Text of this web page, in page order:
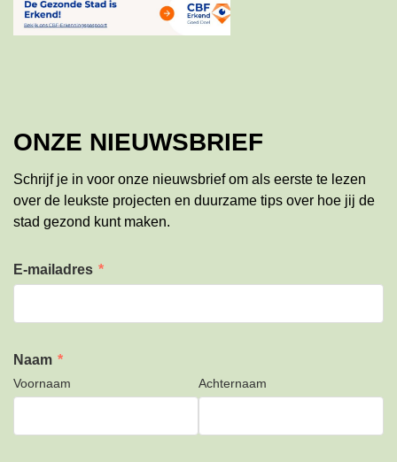
ONZE NIEUWSBRIEF
Schrijf je in voor onze nieuwsbrief om als eerste te lezen
over de leukste projecten en duurzame tips over hoe jij de
stad gezond kunt maken.
E-mailadres *
Naam *
Voornaam Achternaam